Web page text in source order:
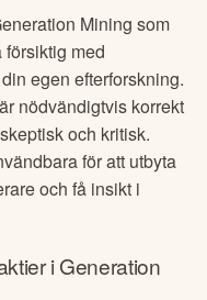
Mining som
försiktig med
egen efterforskning.
nödvändigtvis korrekt
och kritisk.
för att utbyta
och få insikt i
iGeneration